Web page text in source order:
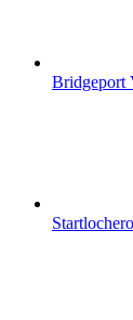
Bridgeport